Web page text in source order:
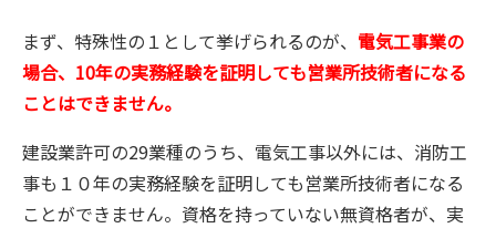
まず、特殊性の１として挙げられるのが、 電気工事業の
場合、 10年の実務経験を証明しても営業所技術者になる
ことはできません。
建設業許可の29業種のうち、電気工事以外には、消防工
事も１０年の実務経験を証明しても営業所技術者になる
ことができません。資格を持っていない無資格者が、実